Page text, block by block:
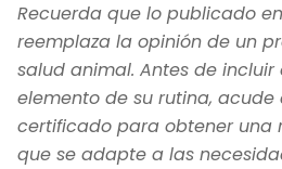
Recuerda que lo publicado
reemplaza la opinión de un
salud animal. Antes de
elemento de su rutina,
certificado para obtener una
que se adapte a las